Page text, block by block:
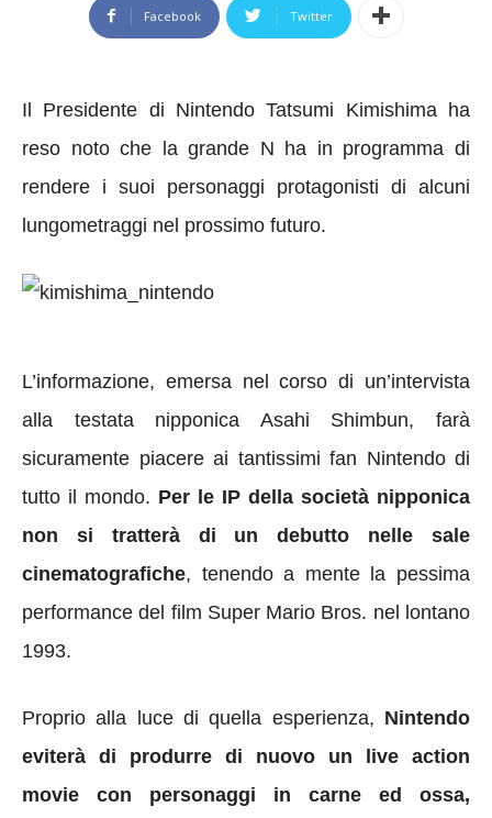
Facebook Twitter
Il Presidente di Nintendo Tatsumi Kimishima ha
reso noto che la grande N ha in programma di
rendere i suoi personaggi protagonisti di alcuni
lungometraggi nel prossimo futuro.
L’informazione, emersa nel corso di un’intervista
alla testata nipponica Asahi Shimbun, farà
sicuramente piacere ai tantissimi fan Nintendo di
tutto il mondo. Per le IP della società nipponica
non si tratterà di un debutto nelle sale
cinematografiche, tenendo a mente la pessima
performance del film Super Mario Bros. nel lontano
1993.
Proprio alla luce di quella esperienza, Nintendo
eviterà di produrre di nuovo un live action
movie con personaggi in carne ed ossa,